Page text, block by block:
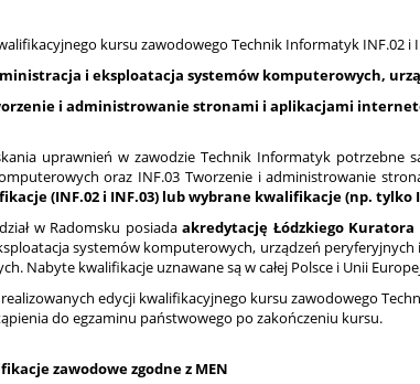
kursu zawodowego Technik Informatyk INF.02 i
i eksploatacja systemów komputerowych,
i administrowanie stronami i aplikacjami
uprawnień w zawodzie Technik Informatyk potrzebne
oraz INF.03 Tworzenie i administrowanie
(INF.02 i INF.03) lub wybrane kwalifikacje (np. tylko
w Radomsku posiada akredytację Łódzkiego Kuratora
systemów komputerowych, urządzeń
Nabyte kwalifikacje uznawane są w całej Polsce i Unii
edycji kwalifikacyjnego kursu zawodowego
do egzaminu państwowego po zakończeniu kursu.
zawodowe zgodne z MEN